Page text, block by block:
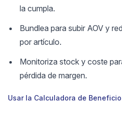
la cumpla.
Bundlea para subir AOV y
por artículo.
Monitoriza stock y coste
pérdida de margen.
Usar la Calculadora de Beneficio